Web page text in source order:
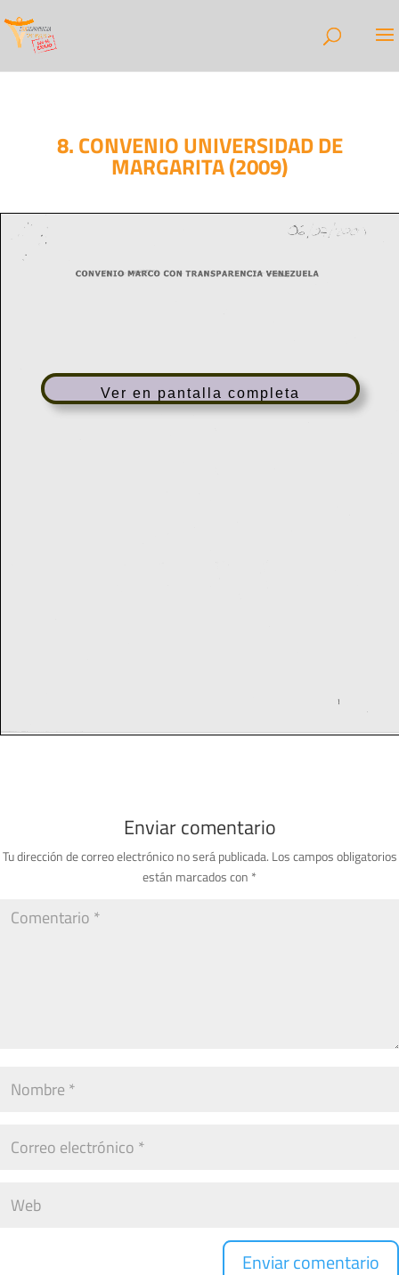
8. CONVENIO UNIVERSIDAD DE
MARGARITA (2009)
Ver en pantalla completa
Enviar comentario
Tu dirección de correo electrónico no será publicada. Los campos obligatorios
están marcados con *